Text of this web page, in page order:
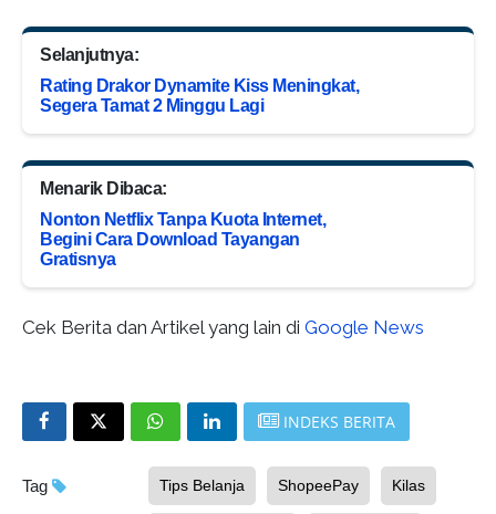
Selanjutnya:
Rating Drakor Dynamite Kiss Meningkat,
Segera Tamat 2 Minggu Lagi
Menarik Dibaca:
Nonton Netflix Tanpa Kuota Internet,
Begini Cara Download Tayangan
Gratisnya
Cek Berita dan Artikel yang lain di Google News
INDEKS BERITA
Tag Tips Belanja ShopeePay Kilas